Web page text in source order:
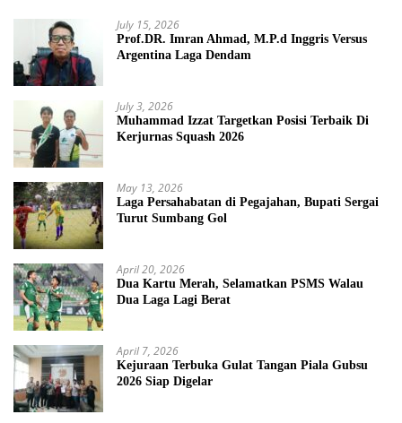
July 15, 2026
Prof.DR. Imran Ahmad, M.P.d Inggris Versus
Argentina Laga Dendam
July 3, 2026
Muhammad Izzat Targetkan Posisi Terbaik Di
Kerjurnas Squash 2026
May 13, 2026
Laga Persahabatan di Pegajahan, Bupati Sergai
Turut Sumbang Gol
April 20, 2026
Dua Kartu Merah, Selamatkan PSMS Walau
Dua Laga Lagi Berat
April 7, 2026
Kejuraan Terbuka Gulat Tangan Piala Gubsu
2026 Siap Digelar